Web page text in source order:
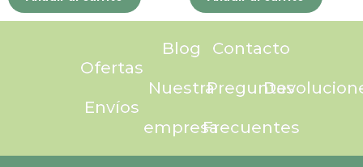
Ofertas
Envíos
Blog
Nuestra
empresa
Contacto
Preguntas
Frecuentes